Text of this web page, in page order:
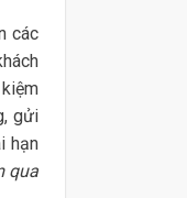
các
gửi
hạn
qua